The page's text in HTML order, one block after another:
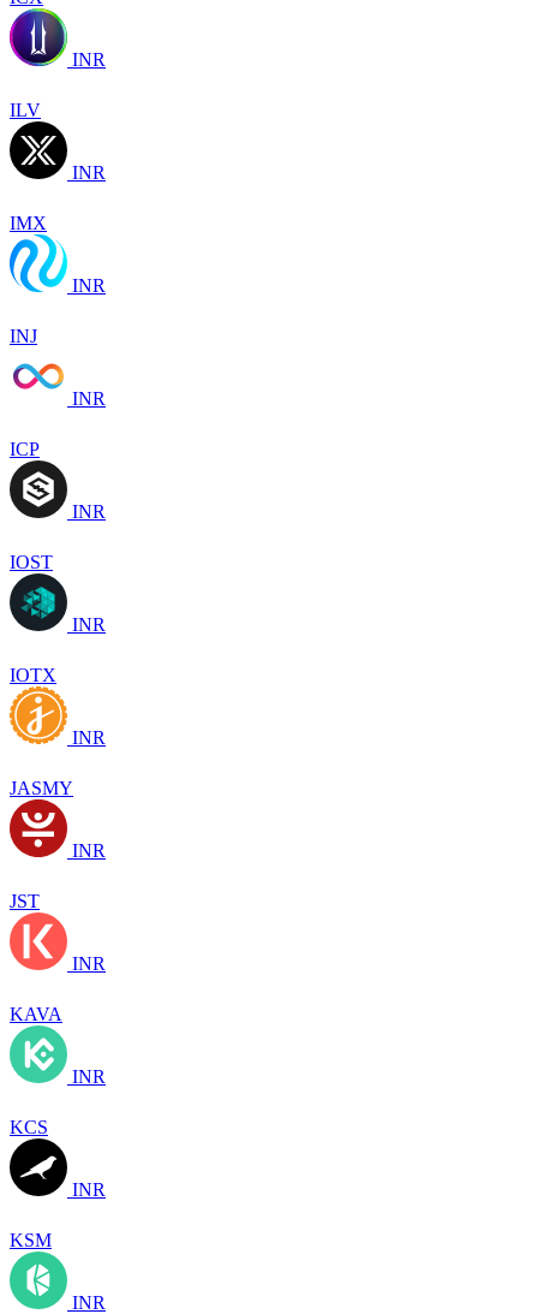
INR
ILV
INR
IMX
INR
INJ
INR
ICP
INR
IOST
INR
IOTX
INR
JASMY
INR
JST
INR
KAVA
INR
KCS
INR
KSM
INR